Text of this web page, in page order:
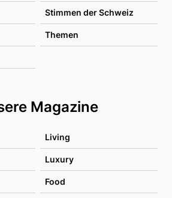
Stimmen der Schweiz
Themen
Magazine
Living
Luxury
Food